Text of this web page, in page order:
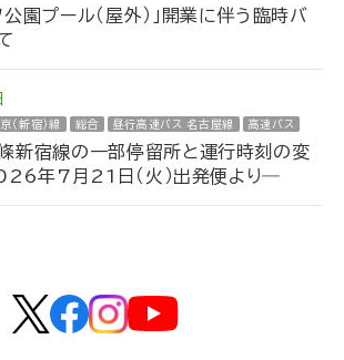
公園プール（屋外）」開業に伴う臨時バ
（新宿）線 総合 昼行高速バス 名古屋線 高速バス
新宿線の一部停留所と運行時刻の変
年7月21日（火）出発便より―